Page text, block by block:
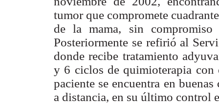
tumor que compromete
de la mama, sin
Posteriormente se refirió al
donde recibe tratamiento
y 6 ciclos de quimioterapia con
paciente se encuentra en
a distancia, en su último control